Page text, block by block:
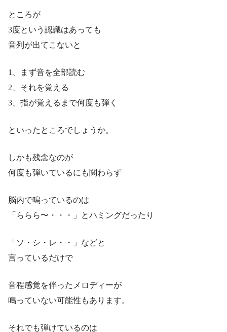
ところが
3度という認識はあっても
音列が出てこないと
1、まず音を全部読む
2、それを覚える
3、指が覚えるまで何度も弾く
といったところでしょうか。
しかも残念なのが
何度も弾いているにも関わらず
脳内で鳴っているのは
「ららら〜・・・」とハミングだったり
「ソ・シ・レ・・」などと
言っているだけで
音程感覚を伴ったメロディーが
鳴っていない可能性もあります。
それでも弾けているのは